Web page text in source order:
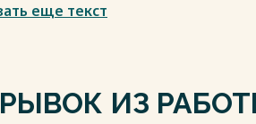
момент в мире
Климатические условия
еще текст
ИЗ